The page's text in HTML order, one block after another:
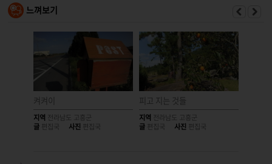
느껴보기
켜켜이
지역 전라남도 고흥군
글 편집국 사진 편집국
피고 지는 것들
지역 전라남도 고흥군
글 편집국 사진 편집국